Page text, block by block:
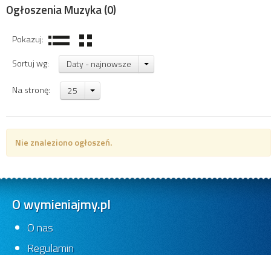
Ogłoszenia Muzyka(0)
Pokazuj:
Sortuj wg:
Daty - najnowsze
Na stronę: 25
Nie znaleziono ogłoszeń.
O wymieniajmy.pl
O nas
Regulamin